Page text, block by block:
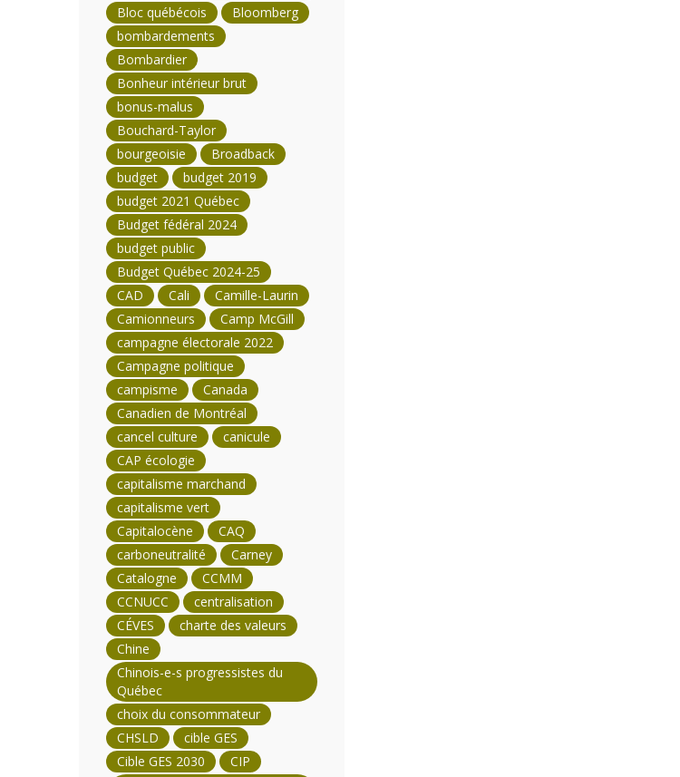
Bloc québécois
Bloomberg
bombardements
Bombardier
Bonheur intérieur brut
bonus-malus
Bouchard-Taylor
bourgeoisie
Broadback
budget
budget 2019
budget 2021 Québec
Budget fédéral 2024
budget public
Budget Québec 2024-25
CAD
Cali
Camille-Laurin
Camionneurs
Camp McGill
campagne électorale 2022
Campagne politique
campisme
Canada
Canadien de Montréal
cancel culture
canicule
CAP écologie
capitalisme marchand
capitalisme vert
Capitalocène
CAQ
carboneutralité
Carney
Catalogne
CCMM
CCNUCC
centralisation
CÉVES
charte des valeurs
Chine
Chinois-e-s progressistes du
Québec
choix du consommateur
CHSLD
cible GES
Cible GES 2030
CIP